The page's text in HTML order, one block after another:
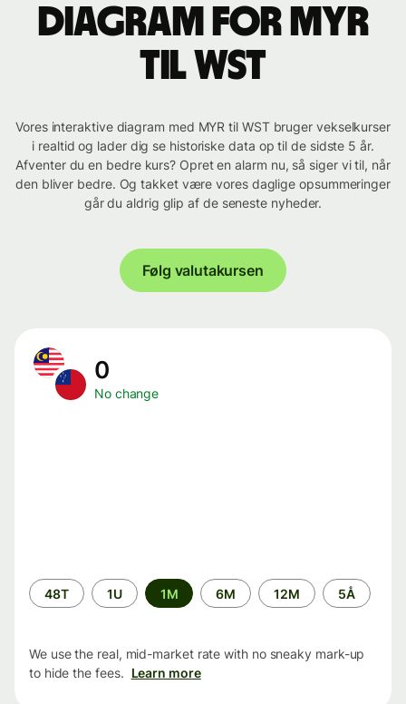
Diagram for MYR
til WST
Vores interaktive diagram med MYR til WST bruger vekselkurser
i realtid og lader dig se historiske data op til de sidste 5 år.
Afventer du en bedre kurs? Opret en alarm nu, så siger vi til, når
den bliver bedre. Og takket være vores daglige opsummeringer
går du aldrig glip af de seneste nyheder.
Følg valutakursen
0
No change
Time
period
48T 1U 1M 6M 12M 5Å
We use the real, mid-market rate with no sneaky mark-up
to hide the fees. Learn more